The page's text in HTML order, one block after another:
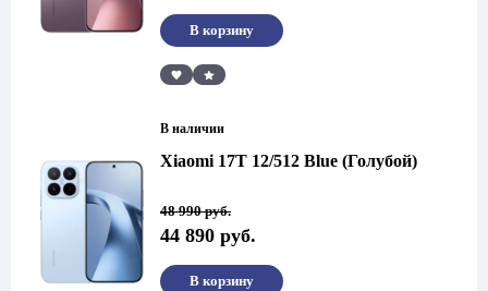
990 руб..
Сравнить
В корзину
В наличии
Xiaomi 17T 12/512 Blue (Голубой)
48 990руб.
Первоначальная
цена
составляла
990 руб..
44 890 руб.
Текущая
цена:
44
В корзину